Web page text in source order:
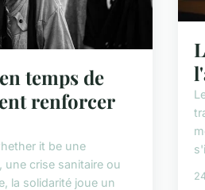
temps de
renforcer
it be une
une crise sanitaire ou
la solidarité joue un